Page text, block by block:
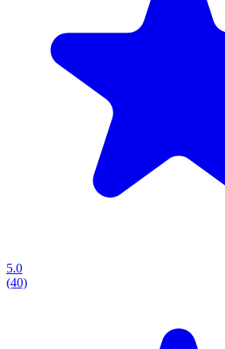
5.0
(40)